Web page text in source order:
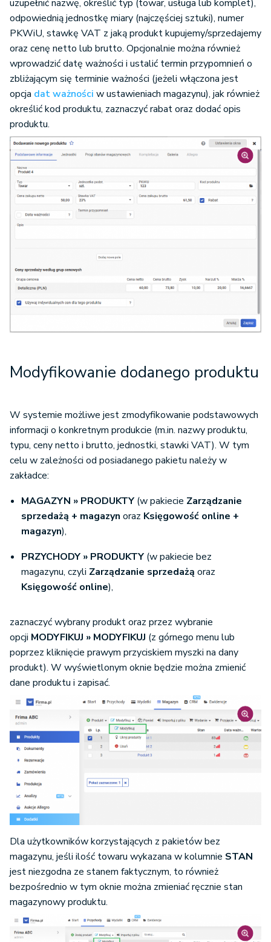
uzupełnić nazwę, określić typ (towar, usługa lub komplet),
odpowiednią jednostkę miary (najczęściej sztuki), numer
PKWiU, stawkę VAT z jaką produkt kupujemy/sprzedajemy
oraz cenę netto lub brutto. Opcjonalnie można również
wprowadzić datę ważności i ustalić termin przypomnień o
zbliżającym się terminie ważności (jeżeli włączona jest
opcja dat ważności w ustawieniach magazynu), jak również
określić kod produktu, zaznaczyć rabat oraz dodać opis
produktu.
Modyfikowanie dodanego produktu
W systemie możliwe jest zmodyfikowanie podstawowych
informacji o konkretnym produkcie (m.in. nazwy produktu,
typu, ceny netto i brutto, jednostki, stawki VAT). W tym
celu w zależności od posiadanego pakietu należy w
zakładce:
MAGAZYN » PRODUKTY (w pakiecie Zarządzanie
sprzedażą + magazyn oraz Księgowość online +
magazyn),
PRZYCHODY » PRODUKTY (w pakiecie bez
magazynu, czyli Zarządzanie sprzedażą oraz
Księgowość online),
zaznaczyć wybrany produkt oraz przez wybranie
opcji MODYFIKUJ » MODYFIKUJ (z górnego menu lub
poprzez kliknięcie prawym przyciskiem myszki na dany
produkt). W wyświetlonym oknie będzie można zmienić
dane produktu i zapisać.
Dla użytkowników korzystających z pakietów bez
magazynu, jeśli ilość towaru wykazana w kolumnie STAN
jest niezgodna ze stanem faktycznym, to również
bezpośrednio w tym oknie można zmieniać ręcznie stan
magazynowy produktu.